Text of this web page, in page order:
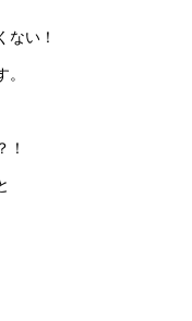
ない！
！